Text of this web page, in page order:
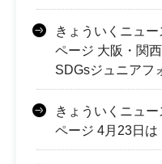
きょういくニュ
ページ 大阪・関
SDGsジュニアフ
きょういくニュ
ページ 4月23日は